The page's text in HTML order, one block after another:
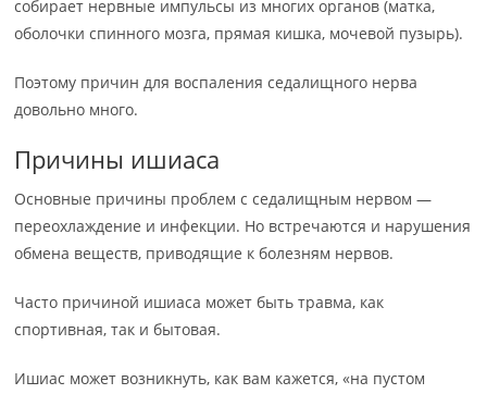
собирает нервные импульсы из многих органов (матка,
оболочки спинного мозга, прямая кишка, мочевой пузырь).
Поэтому причин для воспаления седалищного нерва
довольно много.
Причины ишиаса
Основные причины проблем с седалищным нервом —
переохлаждение и инфекции. Но встречаются и нарушения
обмена веществ, приводящие к болезням нервов.
Часто причиной ишиаса может быть травма, как
спортивная, так и бытовая.
Ишиас может возникнуть, как вам кажется, «на пустом